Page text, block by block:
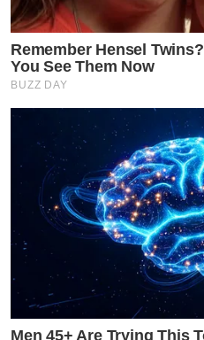
Remember Hensel
You See Them Now
BUZZ DAY
Men 45+ Are Trying This